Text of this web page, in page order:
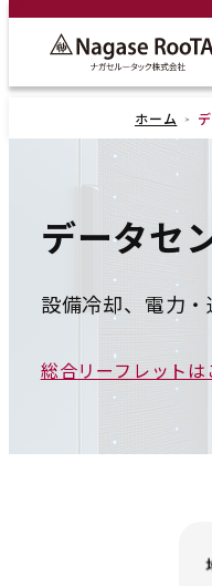
ホーム
データセ
設備冷却、電力
総合リーフレットは